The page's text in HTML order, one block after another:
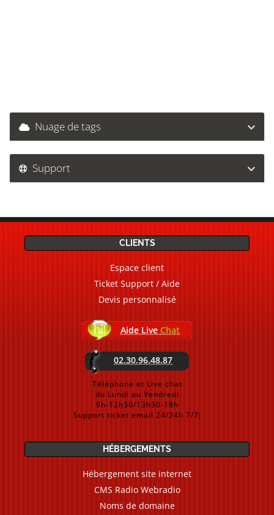
Nuage de tags
Support
CLIENTS
Espace client
Ticket Support / Aide
Devis personnalisé
Aide Live Chat
02.30.96.48.87
Téléphone et Live chat
du Lundi au Vendredi
9h-12h30/13h30-18h
Support ticket email 24/24h 7/7j
HÉBERGEMENTS
Hébergement site internet
CMS Radio Webradio
Noms de domaine